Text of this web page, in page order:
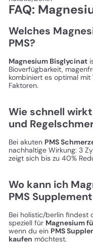
FAQ:
Welches
PMS?
Magnesium Bisglycinat
Bioverfügbarkeit,
kombiniert es optimal mit
Faktoren.
Wie schnell
und
Bei akuten PMS
nachhaltige Wirkung: 3
zeigt sich bis zu 40%
Wo kann ich
PMS
Bei holistic/berlin findest
speziell für Magnesium
wenn du ein PMS
kaufen möchtest.